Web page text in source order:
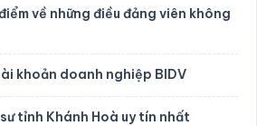
về những điều đảng viên không
khoản doanh nghiệp BIDV
tỉnh Khánh Hoà uy tín nhất